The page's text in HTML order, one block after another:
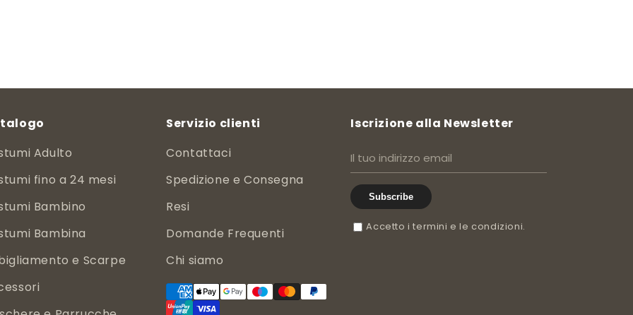
Adulto
fino a 24 mesi
Bambino
Bambina
e Scarpe
Servizio clienti
Contattaci
Spedizione e Consegna
Resi
Domande Frequenti
Chi siamo
Iscrizione alla Newsletter
Subscribe
Accetto i termini e le condizioni.